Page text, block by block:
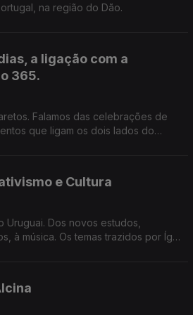
na região do Dão.
a ligação com a
365.
Falamos das celebrações de
que ligam os dois lados do
e Cultura
Uruguai. Dos novos estudos,
à música. Os temas trazidos por Ígor